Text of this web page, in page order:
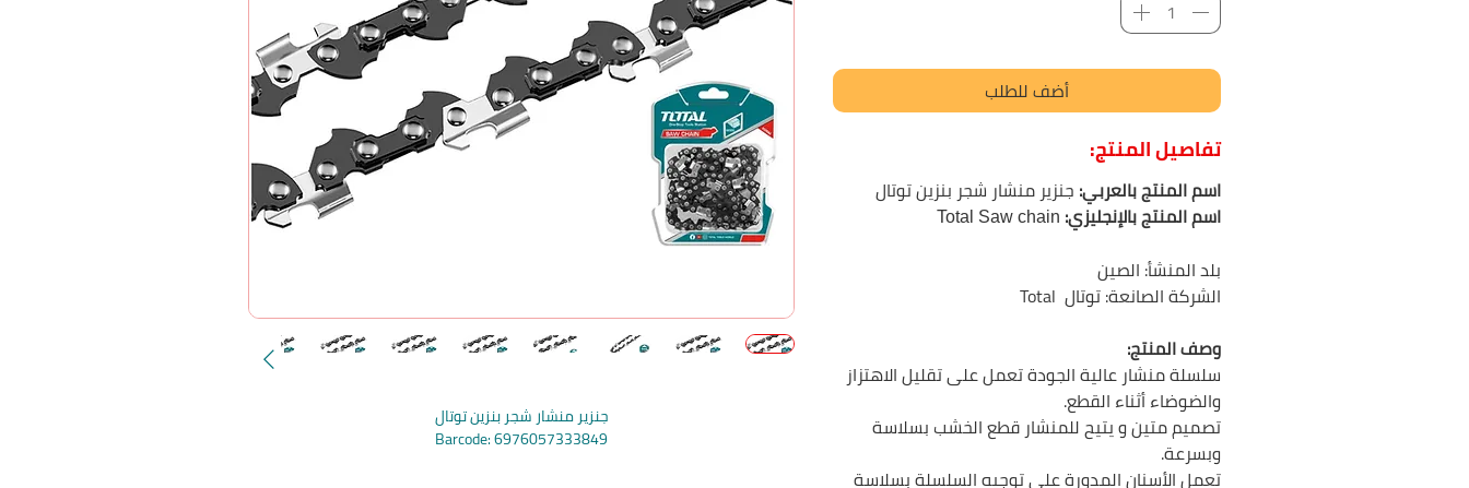
جنزير منشار شجر بنزين توتال
Barcode: 6976057333849
أضف للطلب
تفاصيل المنتج:
اسم المنتج بالعربي: جنزير منشار شجر بنزين توتال
اسم المنتج بالإنجليزي:
بلد المنشأ: الصين
الشركة الصانعة:توتال Total
وصف المنتج:
سلسلة منشار عالية الجودة تعمل على تقليل الاهتزاز
والضوضاء أثناء القطع.
تصميم متين و يتيح للمنشار قطع الخشب بسلاسة
وبسرعة.
تعمل الأسنان المدورة على توجيه السلسلة بسلاسة